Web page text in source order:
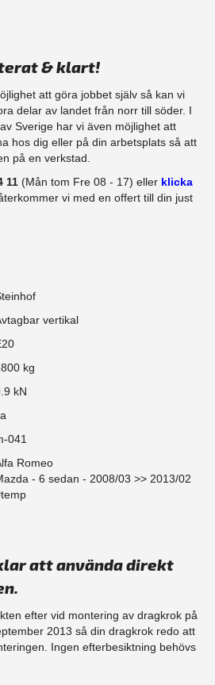
& klart!
att göra jobbet själv så kan vi
delar av landet från norr till söder. I
Sverige har vi även möjlighet att
hos dig eller på din arbetsplats så att
på en verkstad.
11 (Mån tom Fre 08 - 17) eller klicka
vi med en offert till din just
vertikal
kg
kN
041
Romeo
- 6 sedan - 2008/03 >> 2013/02
att använda direkt
efter vid montering av dragkrok på
2013 så din dragkrok redo att
Ingen efterbesiktning behövs